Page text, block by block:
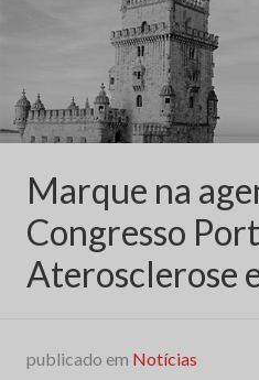
viragem
na
rota
do
tratamento”
Marque na
Congresso
Aterosclerose
publicado em Notícias